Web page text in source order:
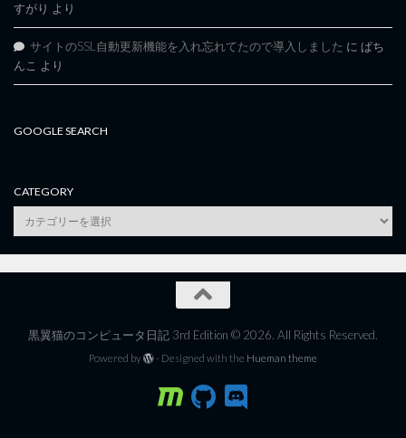
すがり より
サイトのSSL自動更新機能を入れ忘れてたので導入しました に ぱち
んこ より
GOOGLE SEARCH
CATEGORY
category
黒翼猫のコンピュータ日記 3rd Edition © 2026. All Rights Reserved.
Powered by - Designed with the Hueman theme